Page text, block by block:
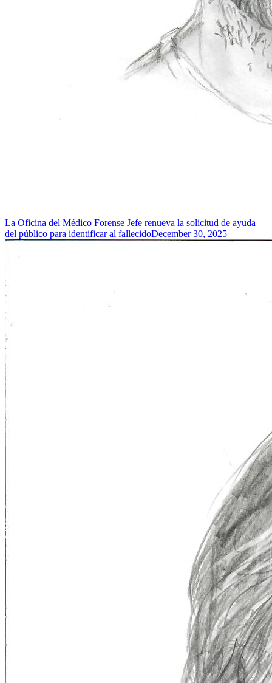
La Oficina del Médico Forense Jefe renueva la solicitud de ayuda
del público para identificar al fallecidoDecember 30, 2025